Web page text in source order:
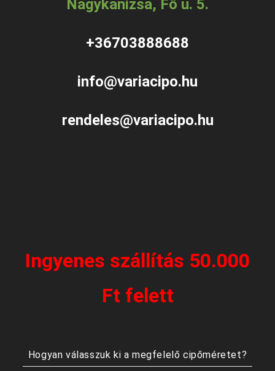
Nagykanizsa, Fő u. 5.
+36703888688
info@variacipo.hu
rendeles@variacipo.hu
Ingyenes szállítás 50.000
Ft felett
Hogyan válasszuk ki a megfelelő cipőméretet?